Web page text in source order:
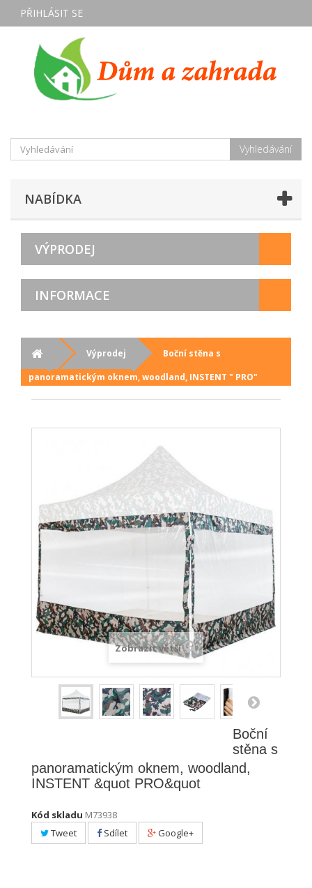
PŘIHLÁSIT SE
Vyhledávání
NABÍDKA
VÝPRODEJ
INFORMACE
Výprodej
Boční stěna s
panoramatickým oknem, woodland, INSTENT " PRO"
Zobrazit větší
Boční
stěna s
panoramatickým oknem, woodland,
INSTENT &quot PRO&quot
Kód skladu M73938
Tweet
Sdílet Google+